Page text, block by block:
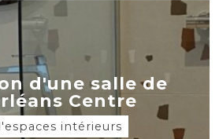
d'une salle de
Centre
intérieurs